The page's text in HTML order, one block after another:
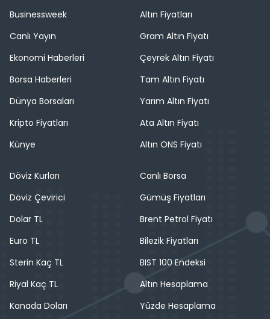
Businessweek
Canlı Yayın
Ekonomi Haberleri
Borsa Haberleri
Dünya Borsaları
Kripto Fiyatları
Künye
Altın Fiyatları
Gram Altın Fiyatı
Çeyrek Altın Fiyatı
Tam Altın Fiyatı
Yarım Altın Fiyatı
Ata Altın Fiyatı
Altın ONS Fiyatı
Döviz Kurları
Döviz Çevirici
Dolar TL
Euro TL
Sterin Kaç TL
Riyal Kaç TL
Kanada Doları
Canlı Borsa
Gümüş Fiyatları
Brent Petrol Fiyatı
Bilezik Fiyatları
BIST 100 Endeksi
Altın Hesaplama
Yüzde Hesaplama